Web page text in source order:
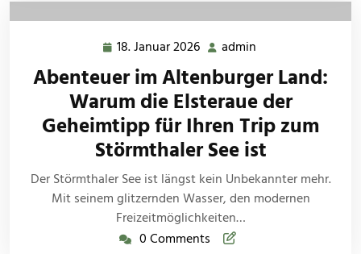
18. Januar 2026 18.
Januar
2026
admin
Abenteuer im Altenburger Land:
Warum die Elsteraue der
Geheimtipp für Ihren Trip zum
Störmthaler See ist
Der Störmthaler See ist längst kein Unbekannter mehr.
Mit seinem glitzernden Wasser, den modernen
Freizeitmöglichkeiten…
0 Comments